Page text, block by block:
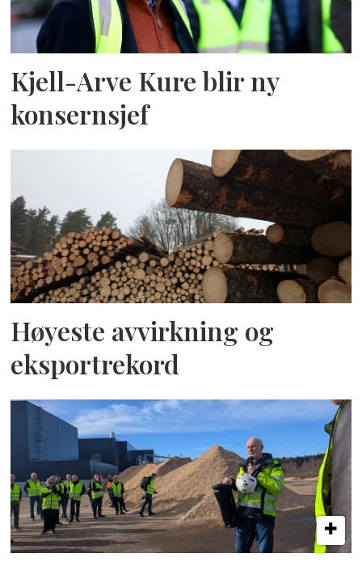
Kjell-Arve Kure blir ny
konsernsjef
Høyeste avvirkning og
eksportrekord